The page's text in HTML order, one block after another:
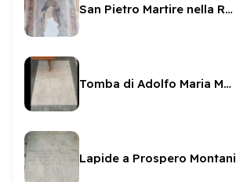
San Pietro Martire nella Rocca
Tomba di Adolfo Maria Montani
Lapide a Prospero Montani